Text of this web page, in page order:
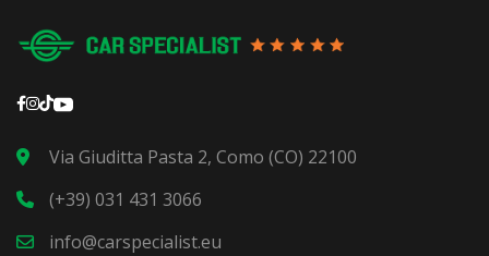
Via Giuditta Pasta 2, Como (CO) 22100
(+39) 031 431 3066
info@carspecialist.eu